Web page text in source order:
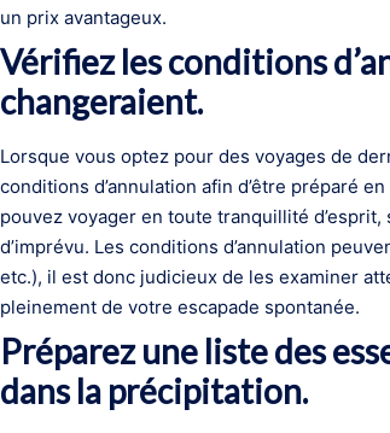
un prix avantageux.
Vérifiez les conditions
changeraient.
Lorsque vous optez pour des voyages de
conditions d’annulation afin d’être préparé
pouvez voyager en toute tranquillité
d’imprévu. Les conditions d’annulation
etc.), il est donc judicieux de les examiner
pleinement de votre escapade spontanée.
Préparez une liste des
dans la précipitation.